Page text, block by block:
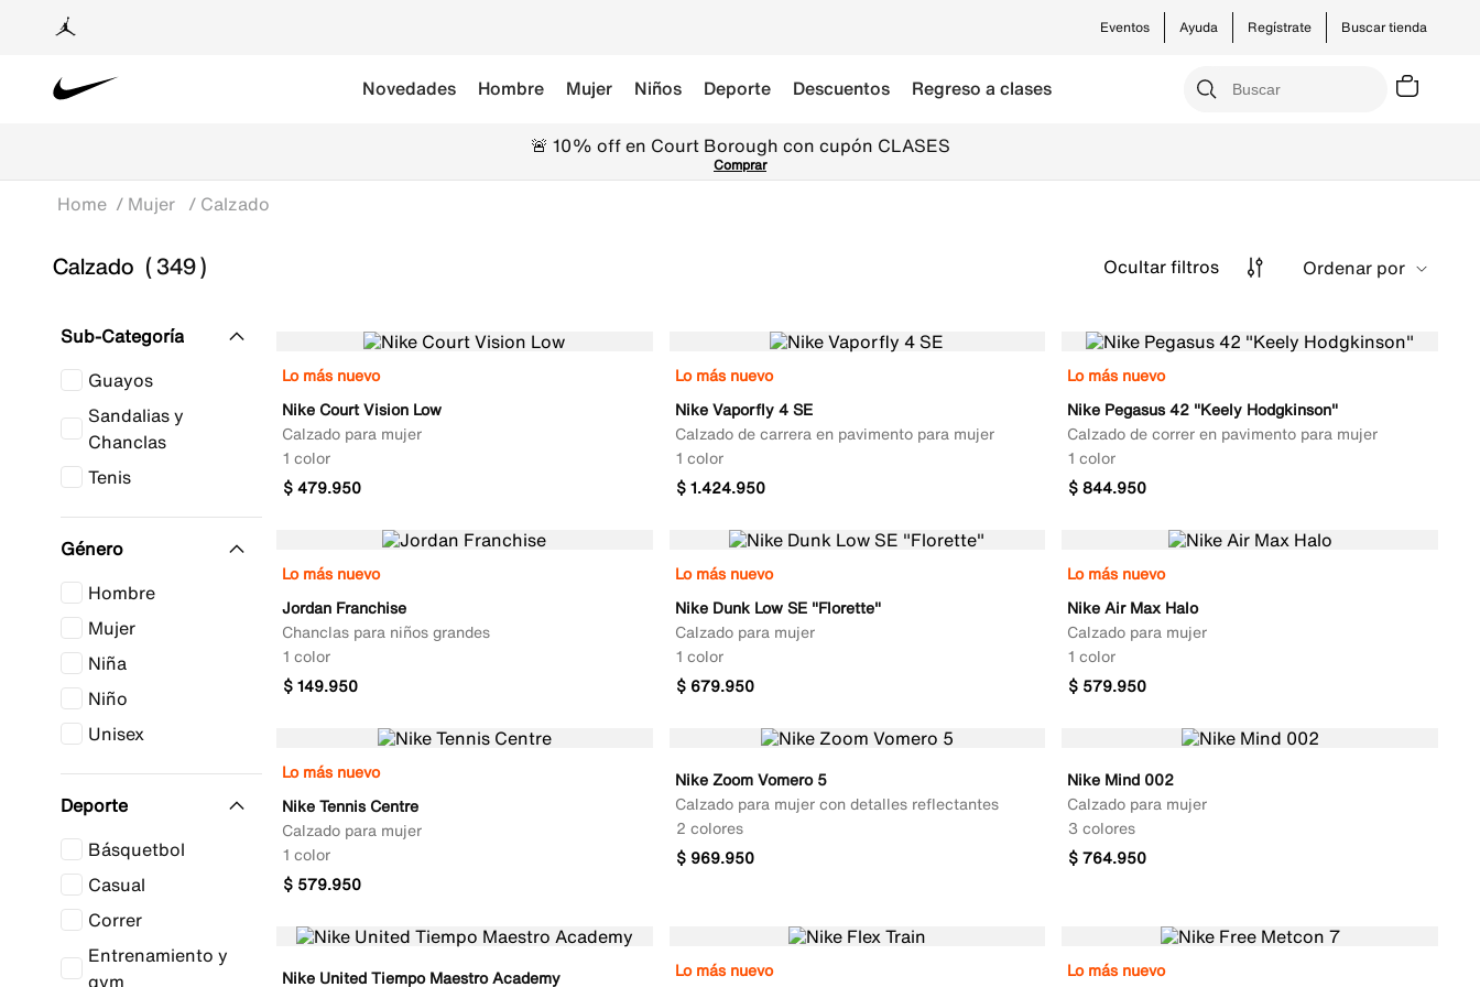
Buscar tienda
Ayuda Regístrate
Eventos
Novedades Hombre Mujer Niños Deporte Descuentos Regreso a clases
🚨 10% off en Court Borough con cupón CLASES
Comprar
Mujer Calzado
Calzado 349 Ocultarfiltros Ordenar por
Sub-Categoría
Guayos
Sandalias y
Chanclas
Tenis
Género
Hombre
Mujer
Niña
Niño
Unisex
Deporte
Básquetbol
Casual
Correr
Entrenamiento y
gym
Lo más nuevo
Nike Court Vision Low
Calzado para mujer
1 color
$479.950
Lo más nuevo
Nike Vaporfly 4 SE
Calzado de carrera en pavimento para mujer
1 color
$ 1.424.950
Lo más nuevo
Nike Pegasus 42 "Keely Hodgkinson"
Calzado de correr en pavimento para mujer
1 color
$ 844.950
Lo más nuevo
Jordan Franchise
Chanclas para niños grandes
1 color
$149.950
Lo más nuevo
Nike Dunk Low SE "Florette"
Calzado para mujer
1 color
$ 679.950
Lo más nuevo
Nike Air Max Halo
Calzado para mujer
1 color
$ 579.950
Lo más nuevo
Nike Tennis Centre
Calzado para mujer
1 color
$ 579.950
Nike Zoom Vomero 5
Calzado para mujer con detalles reflectantes
2 colores
$ 969.950
Nike Mind 002
Calzado para mujer
3 colores
$ 764.950
Nike United Tiempo Maestro Academy Lo más nuevo Lo más nuevo